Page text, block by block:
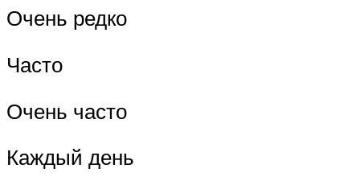
Очень редко
Часто
Очень часто
Каждый день